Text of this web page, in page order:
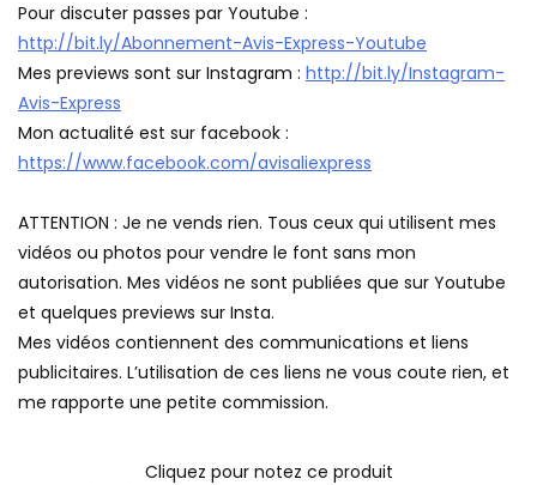
Pour discuter passes par Youtube :
http://bit.ly/Abonnement-Avis-Express-Youtube
Mes previews sont sur Instagram : http://bit.ly/Instagram-
Avis-Express
Mon actualité est sur facebook :
https://www.facebook.com/avisaliexpress
ATTENTION : Je ne vends rien. Tous ceux qui utilisent mes
vidéos ou photos pour vendre le font sans mon
autorisation. Mes vidéos ne sont publiées que sur Youtube
et quelques previews sur Insta.
Mes vidéos contiennent des communications et liens
publicitaires. L’utilisation de ces liens ne vous coute rien, et
me rapporte une petite commission.
Cliquez pour notez ce produit